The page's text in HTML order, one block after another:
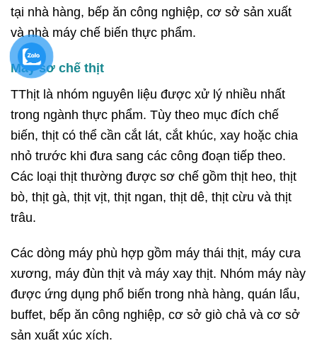
tại nhà hàng, bếp ăn công nghiệp, cơ sở sản xuất
và nhà máy chế biến thực phẩm.
Máy sơ chế thịt
TThịt là nhóm nguyên liệu được xử lý nhiều nhất
trong ngành thực phẩm. Tùy theo mục đích chế
biến, thịt có thể cần cắt lát, cắt khúc, xay hoặc chia
nhỏ trước khi đưa sang các công đoạn tiếp theo.
Các loại thịt thường được sơ chế gồm thịt heo, thịt
bò, thịt gà, thịt vịt, thịt ngan, thịt dê, thịt cừu và thịt
trâu.
Các dòng máy phù hợp gồm máy thái thịt, máy cưa
xương, máy đùn thịt và máy xay thịt. Nhóm máy này
được ứng dụng phổ biến trong nhà hàng, quán lẩu,
buffet, bếp ăn công nghiệp, cơ sở giò chả và cơ sở
sản xuất xúc xích.